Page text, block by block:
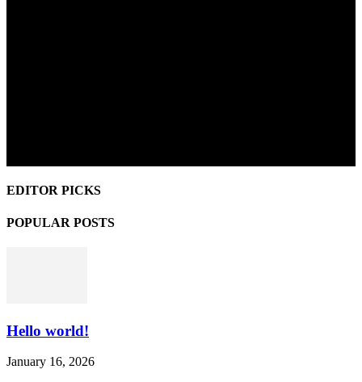
EDITOR PICKS
POPULAR POSTS
Hello world!
January 16, 2026